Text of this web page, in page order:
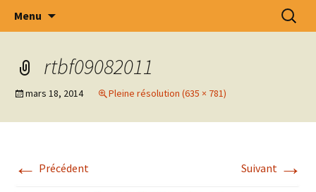
Intercommunale d' Oeuvres Médico –
Sociales des Arrondissements de Tournai –
Ath – Mouscron et Cantons Limitrophes
.S.C.R.L.
Menu
rtbf09082011
mars 18, 2014 Pleine résolution (635 × 781)
← Précédent Suivant →